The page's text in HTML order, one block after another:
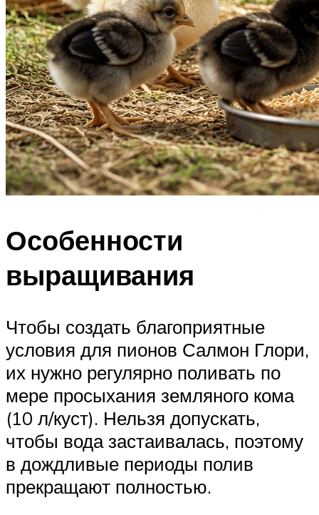
Особенности
выращивания
Чтобы создать благоприятные
условия для пионов Салмон Глори,
их нужно регулярно поливать по
мере просыхания земляного кома
(10 л/куст). Нельзя допускать,
чтобы вода застаивалась, поэтому
в дождливые периоды полив
прекращают полностью.